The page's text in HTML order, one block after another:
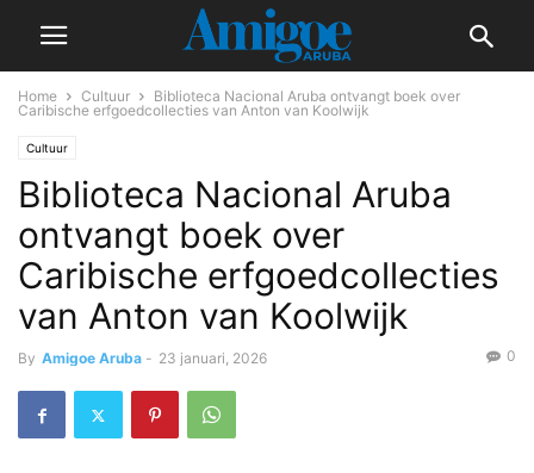
Home Cultuur
Biblioteca Nacional Aruba ontvangt boek over
Caribische erfgoedcollecties van Anton van Koolwijk
Cultuur
Biblioteca Nacional Aruba
ontvangt boek over
Caribische erfgoedcollecties
van Anton van Koolwijk
By Amigoe Aruba - 23 januari, 2026 0